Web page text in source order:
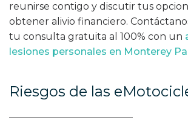
reunirse contigo y discutir tus
obtener alivio financiero.
tu consulta gratuita al 100% con un
lesiones personales en Monterey
Riesgos de las